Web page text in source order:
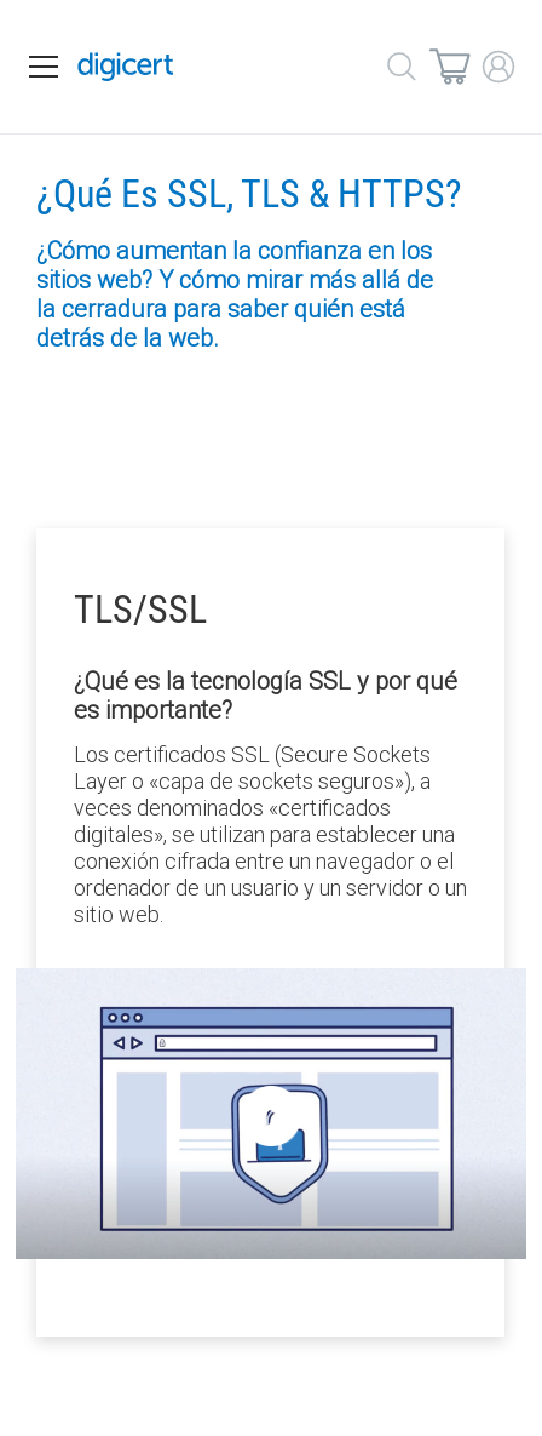
¿Qué Es SSL, TLS & HTTPS?
¿Cómo aumentan la confianza en los
sitios web? Y cómo mirar más allá de
la cerradura para saber quién está
detrás de la web.
TLS/SSL
¿Qué es la tecnología SSL y por qué
es importante?
Los certificados SSL (Secure Sockets
Layer o «capa de sockets seguros»), a
veces denominados «certificados
digitales», se utilizan para establecer una
conexión cifrada entre un navegador o el
ordenador de un usuario y un servidor o un
sitio web.